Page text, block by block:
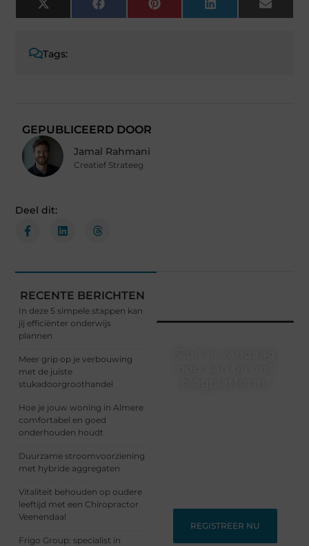
X
(Twitter)
Facebook Pinterest LinkedIn Email
Tags:
GEPUBLICEERD DOOR
Jamal Rahmani
Creatief Strateeg
Deel dit:
RECENTE BERICHTEN
In deze 5 simpele stappen kan
jij efficiënter onderwijs
plannen
Meer grip op je verbouwing
met de juiste
stukadoorgroothandel
Hoe je jouw woning in Almere
comfortabel en goed
onderhouden houdt
Duurzame stroomvoorziening
met hybride aggregaten
Vitaliteit behouden op oudere
leeftijd met een Chiropractor
Veenendaal
Frigo Group: specialist in
REGISTREER NU